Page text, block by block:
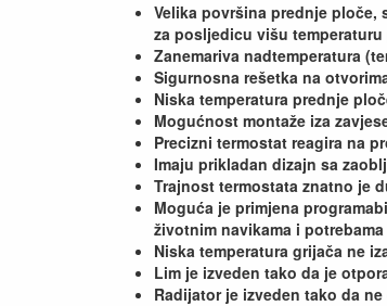
Velika površina prednje ploče,
za posljedicu višu
Zanemariva nadtemperatura
Sigurnosna rešetka na
Niska temperatura prednje
Mogućnost montaže iza
Precizni termostat reagira na
Imaju prikladan dizajn sa
Trajnost termostata znatno je
Moguća je primjena
životnim navikama i
Niska temperatura grijača ne
Lim je izveden tako da je
Radijator je izveden tako da